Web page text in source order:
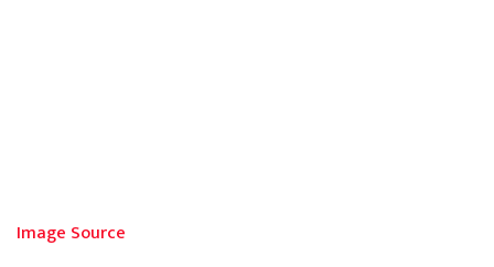
Image Source